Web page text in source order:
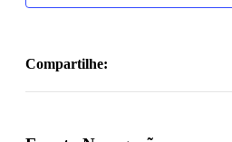
Compartilhe: